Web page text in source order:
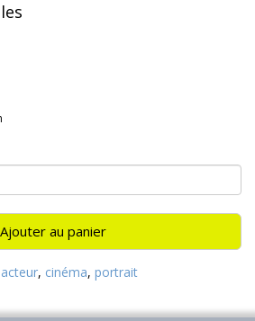
Ajouter au panier
acteur, cinéma, portrait